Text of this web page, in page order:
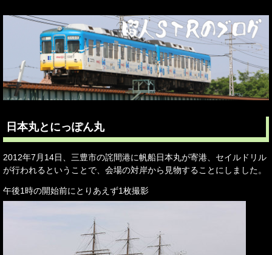
日本丸とにっぽん丸
2012年7月14日、三豊市の詫間港に帆船日本丸が寄港、セイルドリル
が行われるということで、会場の対岸から見物することにしました。
午後1時の開始前にとりあえず1枚撮影